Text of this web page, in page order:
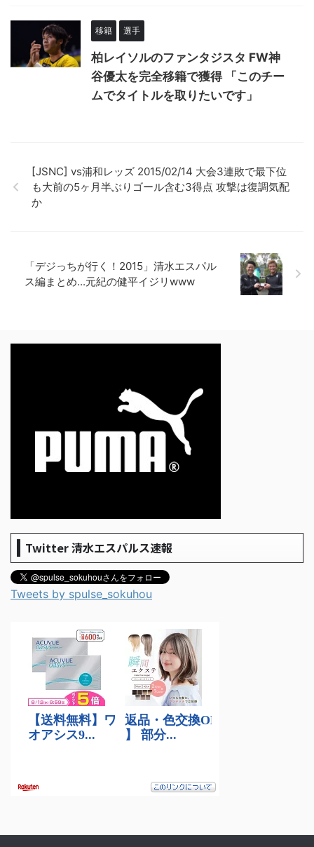
移籍 選手
柏レイソルのファンタジスタ FW神
谷優太を完全移籍で獲得 「このチー
ムでタイトルを取りたいです」
[JSNC] vs浦和レッズ 2015/02/14 大会3連敗で最下位
も大前の5ヶ月半ぶりゴール含む3得点 攻撃は復調気配
か
「デジっちが行く！2015」清水エスパル
ス編まとめ...元紀の健平イジリwww
Twitter 清水エスパルス速報
Tweets by spulse_sokuhou